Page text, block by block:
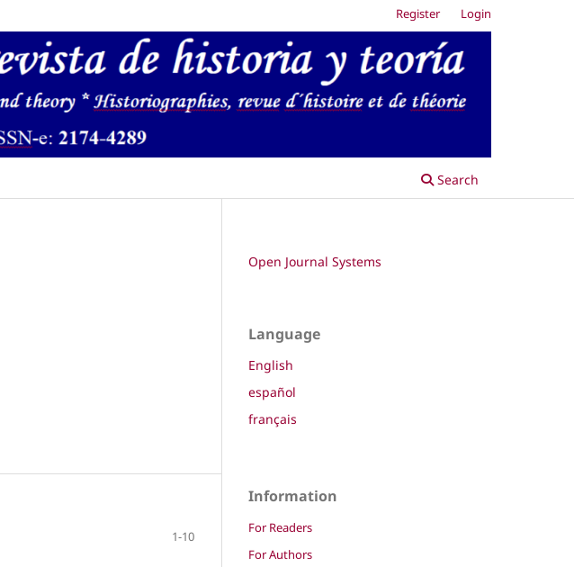
Search
Register Login
1-10
Open Journal Systems
Language
English
español
français
Information
For Readers
For Authors